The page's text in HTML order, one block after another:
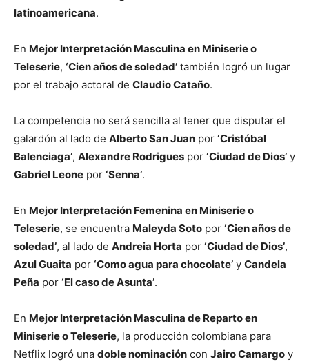
latinoamericana.
En Mejor Interpretación Masculina en Miniserie o
Teleserie, ‘Cien años de soledad’ también logró un lugar
por el trabajo actoral de Claudio Cataño.
La competencia no será sencilla al tener que disputar el
galardón al lado de Alberto San Juan por ‘Cristóbal
Balenciaga’, Alexandre Rodrigues por ‘Ciudad de Dios’ y
Gabriel Leone por ‘Senna’.
En Mejor Interpretación Femenina en Miniserie o
Teleserie, se encuentra Maleyda Soto por ‘Cien años de
soledad’, al lado de Andreia Horta por ‘Ciudad de Dios’,
Azul Guaita por ‘Como agua para chocolate’ y Candela
Peña por ‘El caso de Asunta’.
En Mejor Interpretación Masculina de Reparto en
Miniserie o Teleserie, la producción colombiana para
Netflix logró una doble nominación con Jairo Camargo y